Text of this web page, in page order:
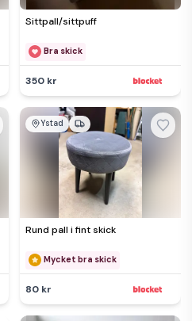
Sittpall/sittpuff
Bra skick
350 kr
Ystad
Rund pall i fint skick
Mycket bra skick
80 kr